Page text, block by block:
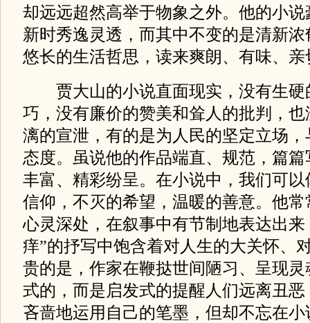
却远远超然高举于物象之外。他的小
新时秀逸灵透，而其中不变的是清新
悠长的生活哲思，读来爽朗、有味、
贾大山的小说直面现实，没有生硬
巧，没有廉价的赞美和耸人的批判，
漓的宣泄，有的是为人民的坚定立场
态度。虽说他的作品端直、规范，篇篇
丰富、精彩纷呈。在小说中，我们可
信仰，不灭的希望，温暖的善意。他
心灵深处，在叙事中有节制地表达出来
痒”的抒写中饱含着对人生的大关怀、
贵的是，作家在鞭挞世间陋习、呈现
式的，而是启发式的提醒人们远离丑
吝啬地运用自己的笔墨，但却不忘在